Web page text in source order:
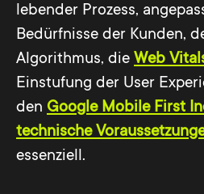
lebender Prozess,
Bedürfnisse der Kunden,
Algorithmus, die Web
Einstufung der User
den Google Mobile First
technische
essenziell.